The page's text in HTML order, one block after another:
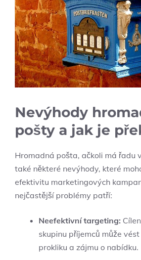
Nevýhody
pošty a jak je
Hromadná pošta, ačkoli má řadu
také některé nevýhody, které
efektivitu marketingových
nejčastější problémy patří:
Neefektivní targeting:
skupinu příjemců může vést
prokliku a zájmu o nabídku.